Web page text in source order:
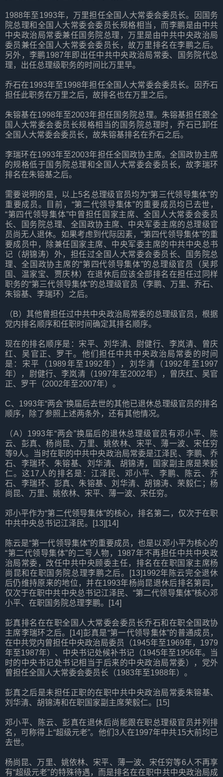
1988年至1993年，万里担任全国人大常委会委员长。因国务
院总理和全国人大常委会委员长规格相当，而李鹏是由中共
中央政治局常委兼任国务院总理，万里是由中共中央政治局
委员兼任全国人大常委会委员长，故万里排名在李鹏之后。
另外，李鹏1987年即出任中共中央政治局常委、国务院代总
理，出任总理级职务的时间比万里早。
乔石在1993年至1998年担任全国人大常委会委员长。因乔石
担任此职务在万里之后，故排名也在万里之后。
朱镕基在1998年至2003年担任国务院总理。朱镕基担任跟全
国人大常委会委员长规格相当的国务院总理时，乔石已卸任
全国人大常委会委员长，故朱镕基排名在乔石之后。
李瑞环在1993年至2003年担任全国政协主席。全国政协主席
的规格低于国务院总理和全国人大常委会委员长，故李瑞环
排名在朱镕基之后。
需要说明的是，以上5名总理级官员均为“第三代领导集体”的
重要成员。目前，“第二代领导集体”的重要成员均已去世，
“第四代领导集体”中曾担任国家主席、全国人大常委会委员
长、国务院总理、全国政协主席、中央军委主席的总理级官
员尚无人退休。如果考虑到代际因素，“第四代领导集体”的重
要成员中，除兼任国家主席、中央军委主席的中共中央总书
记（胡锦涛）外，担任过全国人大常委会委员长、国务院总
理、全国政协主席的“第四代领导集体”的总理级官员（吴邦
国、温家宝、贾庆林）在退休后应该全部排名在担任过同样
职务的“第三代领导集体”的总理级官员（李鹏、万里、乔石、
朱镕基、李瑞环）之后。
（B）其他曾担任过中共中央政治局常委的总理级官员，根据
党内排名顺序和任职时间确定其排名顺序。
现在的排名顺序是：宋平、刘华清、尉健行、李岚清、曾庆
红、吴官正、罗干。他们担任中共中央政治局常委的时间
是：宋平（1989年至1992年），刘华清（1992年至1997
年），尉健行、李岚清（1997年至2002年），曾庆红、吴官
正、罗干（2002年至2007年）。
C、1993年“两会”换届后去世的其他已退休总理级官员的排名
顺序，除了参照上述两条外，还有其他情况。
（A）1993年“两会”换届后的退休总理级官员有邓小平、陈
云、彭真、杨尚昆、万里、姚依林、宋平、薄一波、宋任穷
等9人。当时在职的中共中央政治局常委是江泽民、李鹏、乔
石、李瑞环、朱镕基、刘华清、胡锦涛，国家副主席是荣毅
仁。这17人的排名是：江泽民、邓小平、李鹏、陈云、乔
石、李瑞环、彭真、朱镕基、刘华清、胡锦涛、荣毅仁；杨
尚昆、万里、姚依林、宋平、薄一波、宋任穷。
邓小平作为“第二代领导集体”的核心，排名第二，仅次于在职
中共中央总书记江泽民。[13][14]
陈云是“第一代领导集体”的重要成员，也是以邓小平为核心的
“第二代领导集体”的二号人物，1987年不再担任中共中央政
治局常委，改任中共中央顾委主任，排名在在职国家主席杨
尚昆和在职国务院总理李鹏之后。[13]1992年陈云完全退休
后仍维持原来的地位，并在1993年杨尚昆退休后排名第四，
仅次于在职中共中央总书记江泽民、“第二代领导集体”核心邓
小平、在职国务院总理李鹏。[14]
彭真排名在在职全国人大常委会委员长乔石和在职全国政协
主席李瑞环之后。[14]彭真是“第一代领导集体”的普通成员，
在中共党内曾担任中央政治局委员（1945年至1969年，1979
年至1987年）、中央书记处候补书记（1945年至1956年。当
时的中央书记处书记相当于后来的中央政治局常委），党外
曾担任全国人大常委会委员长（1983年至1988年）。
彭真之后是未担任正职的在职中共中央政治局常委朱镕基、
刘华清、胡锦涛和在职国家副主席荣毅仁。[15]
邓小平、陈云、彭真在退休后尚能跟在职总理级官员并列排
名，可称得上“超级元老”。他们3人在1997年中共15大前均已
去世。
杨尚昆、万里、姚依林、宋平、薄一波、宋任穷等6人不再享
有“超级元老”的特殊待遇，而是排名在在职中共中央政治局成